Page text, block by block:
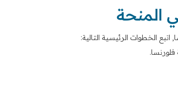
المنحة
الخطوات الرئيسية التالية: